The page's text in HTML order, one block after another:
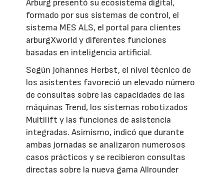
Arburg presentó su ecosistema digital,
formado por sus sistemas de control, el
sistema MES ALS, el portal para clientes
arburgXworld y diferentes funciones
basadas en inteligencia artificial.
Según Johannes Herbst, el nivel técnico de
los asistentes favoreció un elevado número
de consultas sobre las capacidades de las
máquinas Trend, los sistemas robotizados
Multilift y las funciones de asistencia
integradas. Asimismo, indicó que durante
ambas jornadas se analizaron numerosos
casos prácticos y se recibieron consultas
directas sobre la nueva gama Allrounder